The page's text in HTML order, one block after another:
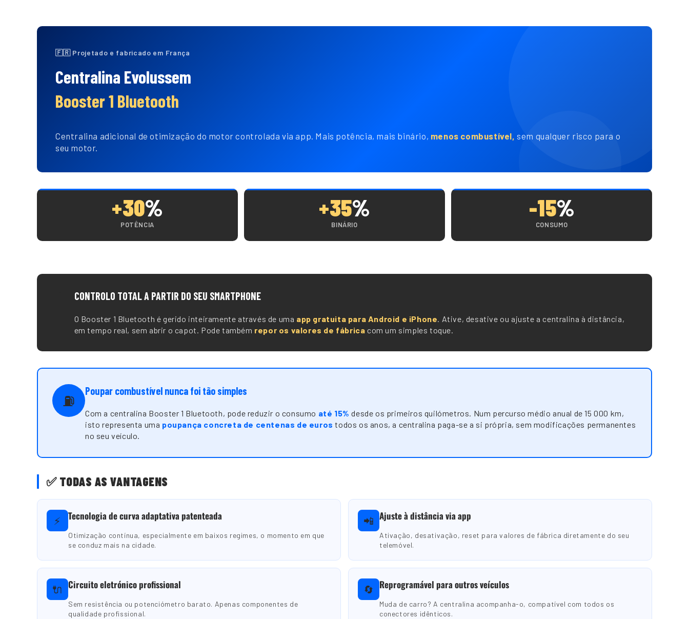
🇫🇷 Projetado e fabricado em França
Centralina Evolussem
Booster 1 Bluetooth
Centralina adicional de otimização do motor controlada via app. Mais potência, mais binário, menos combustível, sem qualquer risco para o
seu motor.
+30%
POTÊNCIA
+35%
BINÁRIO
-15%
CONSUMO
CONTROLO TOTAL A PARTIR DO SEU SMARTPHONE
O Booster 1 Bluetooth é gerido inteiramente através de uma app gratuita para Android e iPhone . Ative, desative ou ajuste a centralina à distância,
em tempo real, sem abrir o capot. Pode também repor os valores de fábrica com um simples toque.
⛽
Poupar combustível nunca foi tão simples
Com a centralina Booster 1 Bluetooth, pode reduzir o consumo até 15% desde os primeiros quilómetros. Num percurso médio anual de 15 000 km,
isto representa uma poupança concreta de centenas de euros todos os anos, a centralina paga-se a si própria, sem modificações permanentes
no seu veículo.
✅ TODAS AS VANTAGENS
⚡ Tecnologia de curva adaptativa patenteada
Otimização contínua, especialmente em baixos regimes, o momento em que
se conduz mais na cidade.
📲 Ajuste à distância via app
Ativação, desativação, reset para valores de fábrica diretamente do seu
telemóvel.
🔌 Circuito eletrónico profissional
Sem resistência ou potenciómetro barato. Apenas componentes de
qualidade profissional.
🔄 Reprogramável para outros veículos
Muda de carro? A centralina acompanha-o, compatível com todos os
conectores idênticos.